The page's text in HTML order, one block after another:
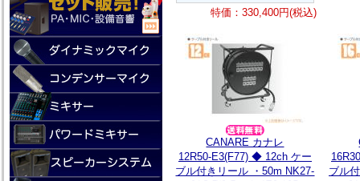
特価：330,400円(税込)
CANARE カナレ
12R50-E3(F77) ◆ 12ch ケー
ブル付きリール ・50m NK27-
ブル